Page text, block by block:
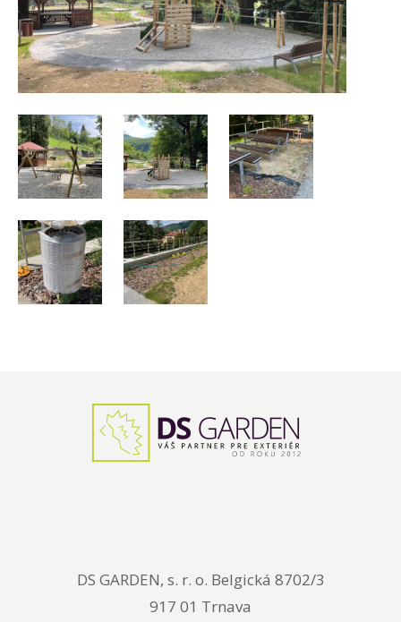
DS GARDEN, s. r. o. Belgická 8702/3
917 01 Trnava